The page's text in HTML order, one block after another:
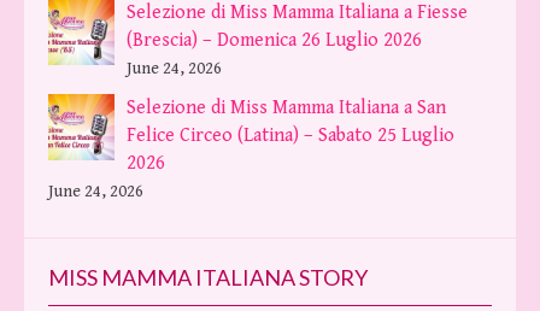
Selezione di Miss Mamma Italiana a Fiesse
(Brescia) – Domenica 26 Luglio 2026
June 24, 2026
Selezione di Miss Mamma Italiana a San
Felice Circeo (Latina) – Sabato 25 Luglio
2026
June 24, 2026
MISS MAMMA ITALIANA STORY